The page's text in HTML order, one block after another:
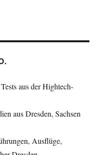
aus der Hightech-
aus Dresden, Sachsen
Ausflüge,